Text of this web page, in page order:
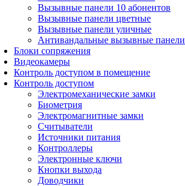
Вызывные панели 10 абонентов
Вызывные панели цветные
Вызывные панели уличные
Антивандальные вызывные панели
Блоки сопряжения
Видеокамеры
Контроль доступом в помещение
Контроль доступом
Электромеханические замки
Биометрия
Электромагнитные замки
Считыватели
Источники питания
Контроллеры
Электронные ключи
Кнопки выхода
Доводчики